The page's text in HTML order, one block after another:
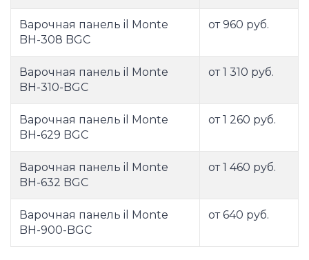
Варочная панель il Monte
BH-308 BGC
от 960 руб.
Варочная панель il Monte
BH-310-BGC
от 1 310 руб.
Варочная панель il Monte
BH-629 BGC
от 1 260 руб.
Варочная панель il Monte
BH-632 BGC
от 1 460 руб.
Варочная панель il Monte
BH-900-BGC
от 640 руб.